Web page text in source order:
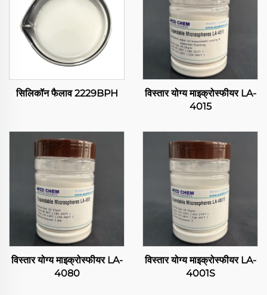
सिलिकॉन फैलाव 2229BPH
विस्तार योग्य माइक्रोस्फीयर LA-
4015
विस्तार योग्य माइक्रोस्फीयर LA-
4080
विस्तार योग्य माइक्रोस्फीयर LA-
4001S